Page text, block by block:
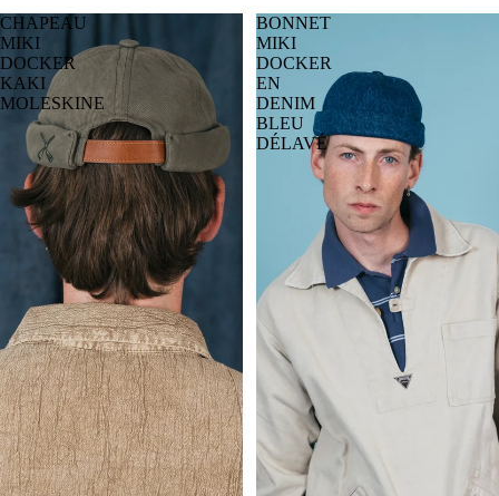
CHAPEAU
MIKI
DOCKER
KAKI
MOLESKINE
BONNET
MIKI
DOCKER
EN
DENIM
BLEU
DÉLAVÉ